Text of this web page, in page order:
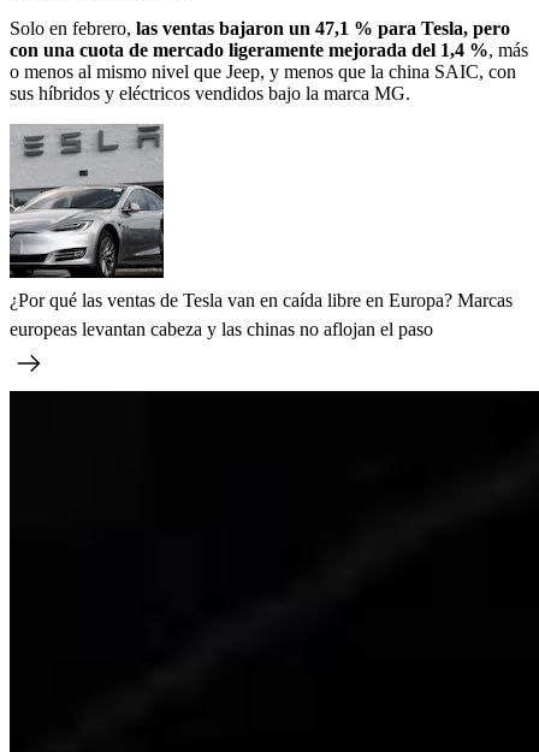
Solo en febrero, las ventas bajaron un 47,1 % para Tesla, pero
con una cuota de mercado ligeramente mejorada del 1,4 %, más
o menos al mismo nivel que Jeep, y menos que la china SAIC, con
sus híbridos y eléctricos vendidos bajo la marca MG.
¿Por qué las ventas de Tesla van en caída libre en Europa? Marcas
europeas levantan cabeza y las chinas no aflojan el paso